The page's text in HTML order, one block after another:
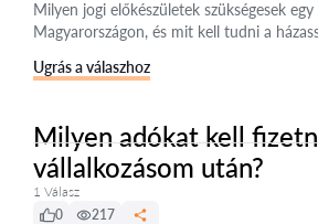
Milyen jogi előkészületek szükségesek
Magyarországon, és mit kell tudni a
Ugrás a válaszhoz
Milyen adókat kell
vállalkozásom után?
1 Válasz
0
217